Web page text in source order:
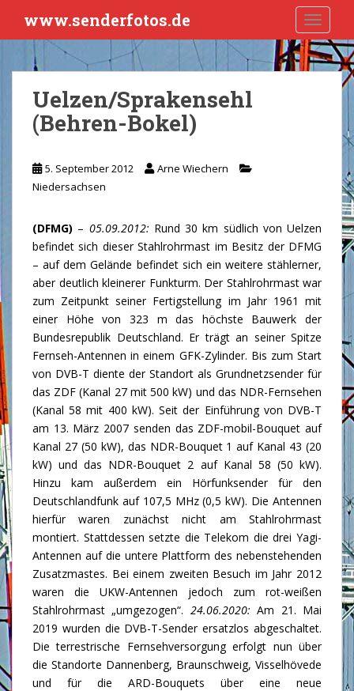
i
t
www.senderfotos.de
Uelzen/Sprakensehl
(Behren-Bokel)
5. September 2012
Arne Wiechern
Niedersachsen
(DFMG) – 05.09.2012: Rund 30 km südlich von Uelzen
befindet sich dieser Stahlrohrmast im Besitz der DFMG
– auf dem Gelände befindet sich ein weitere stählerner,
aber deutlich kleinerer Funkturm. Der Stahlrohrmast war
zum Zeitpunkt seiner Fertigstellung im Jahr 1961 mit
einer Höhe von 323 m das höchste Bauwerk der
Bundesrepublik Deutschland. Er trägt an seiner Spitze
Fernseh-Antennen in einem GFK-Zylinder. Bis zum Start
von DVB-T diente der Standort als Grundnetzsender für
das ZDF (Kanal 27 mit 500 kW) und das NDR-Fernsehen
(Kanal 58 mit 400 kW). Seit der Einführung von DVB-T
am 13. März 2007 senden das ZDF-mobil-Bouquet auf
Kanal 27 (50 kW), das NDR-Bouquet 1 auf Kanal 43 (20
kW) und das NDR-Bouquet 2 auf Kanal 58 (50 kW).
Hinzu kam außerdem ein Hörfunksender für den
Deutschlandfunk auf 107,5 MHz (0,5 kW). Die Antennen
hierfür waren zunächst nicht am Stahlrohrmast
montiert. Stattdessen setzte die Telekom die drei Yagi-
Antennen auf die untere Plattform des nebenstehenden
Zusatzmastes. Bei einem zweiten Besuch im Jahr 2012
waren die UKW-Antennen jedoch zum rot-weißen
Stahlrohrmast „umgezogen“. 24.06.2020: Am 21. Mai
2019 wurden die DVB-T-Sender ersatzlos abgeschaltet.
Die terrestrische Fernsehversorgung erfolgt nun über
die Standorte Dannenberg, Braunschweig, Visselhövede
und für die ARD-Bouquets über eine neue